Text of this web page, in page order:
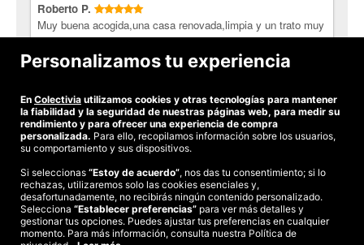
Roberto P.
Muy buena acogida,una casa renovada,limpia y un trato muy
agradable.Cerca de Hondarribi,Donostia,Hendaia,Donibane
Lohitzune...ideal para desconectar!!! Eskerrik asko bikote
Ver todas las opiniones
©2026 Colectivia
Términos y condiciones|Política de privacidad|Política de cookies
Estudio turismo de verano 2020
Personalizamos tu experiencia
En Colectivia utilizamos cookies y otras tecnologías para mantener
la fiabilidad y la seguridad de nuestras páginas web, para medir su
rendimiento y para ofrecer una experiencia de compra
personalizada. Para ello, recopilamos información sobre los usuarios,
su comportamiento y sus dispositivos.
Si seleccionas “Estoy de acuerdo”, nos das tu consentimiento; si lo
rechazas, utilizaremos solo las cookies esenciales y,
desafortunadamente, no recibirás ningún contenido personalizado.
Selecciona “Establecer preferencias” para ver más detalles y
gestionar tus opciones. Puedes ajustar tus preferencias en cualquier
momento. Para más información, consulta nuestra Política de